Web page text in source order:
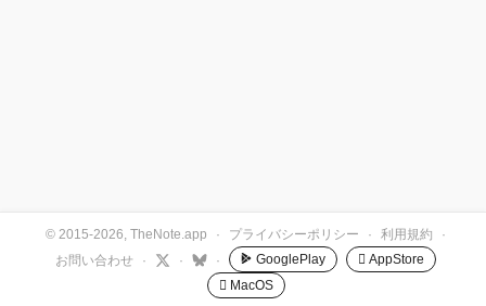
© 2015-2026, TheNote.app · プライバシーポリシー · 利用規約
·
お問い合わせ
· · · GooglePlay
 AppStore
 MacOS